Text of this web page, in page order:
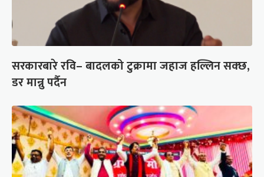
सरकारबारे रवि– बादलको टुक्रामा जहाज हल्लिन सक्छ,
डर मान्नु पर्दैन